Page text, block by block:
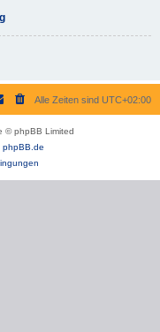
Alle Zeiten sind UTC+02:00
© phpBB Limited
phpBB.de